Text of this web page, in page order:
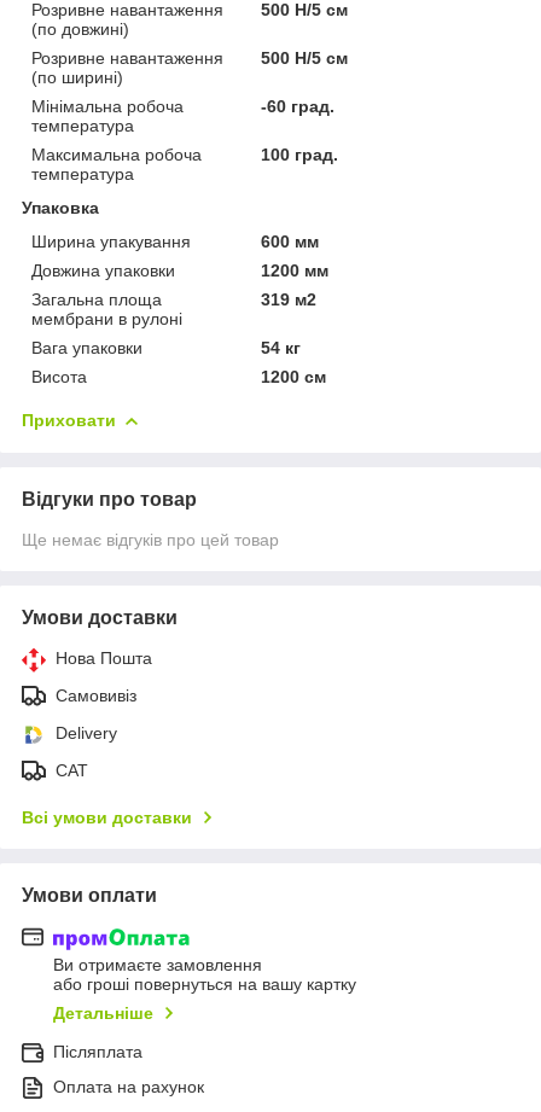
Розривне навантаження
(по довжині)
500 Н/5 см
Розривне навантаження
(по ширині)
500 Н/5 см
Мінімальна робоча
температура
-60 град.
Максимальна робоча
температура
100 град.
Упаковка
Ширина упакування
600 мм
Довжина упаковки
1200 мм
Загальна площа
мембрани в рулоні
319 м2
Вага упаковки
54 кг
Висота
1200 см
Приховати
Відгуки про товар
Ще немає відгуків про цей товар
Умови доставки
Нова Пошта
Самовивіз
Delivery
САТ
Всі умови доставки
Умови оплати
Ви отримаєте замовлення
або гроші повернуться на вашу картку
Детальніше
Післяплата
Оплата на рахунок